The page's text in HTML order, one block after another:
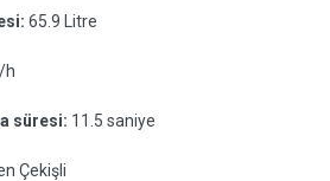
65.9 Litre
h
süresi: 11.5 saniye
Çekişli